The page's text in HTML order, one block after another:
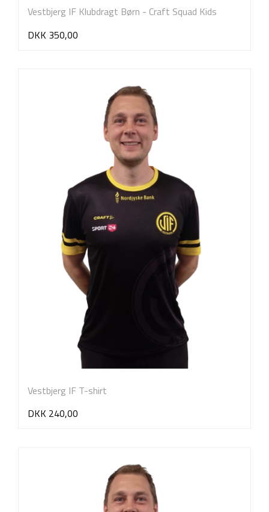
Vestbjerg IF Klubdragt Børn - Craft Squad Kids
DKK 350,00
Vestbjerg IF T-shirt
DKK 240,00